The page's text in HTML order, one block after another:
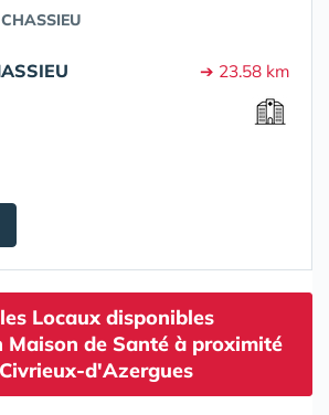
➔ 23.58 km
Locaux disponibles
Maison de Santé à proximité
d'Azergues